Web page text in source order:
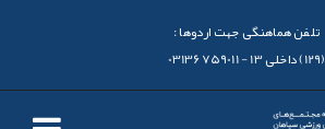
تلفن هماهنگی جهت اردوها :